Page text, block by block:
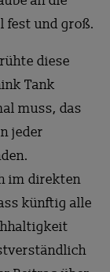
fest und groß.
diese
Tank
muss, das
jeder
im direkten
künftig alle